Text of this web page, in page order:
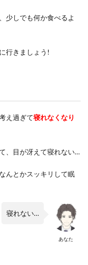
少しでも何か食べるよ
行きましょう!
え過ぎて寝れなくなり
、目が冴えて寝れない…
んとかスッキリして眠
あなた
寝れない…